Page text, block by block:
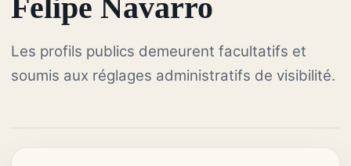
Felipe Navarro
Les profils publics demeurent facultatifs et
soumis aux réglages administratifs de visibilité.